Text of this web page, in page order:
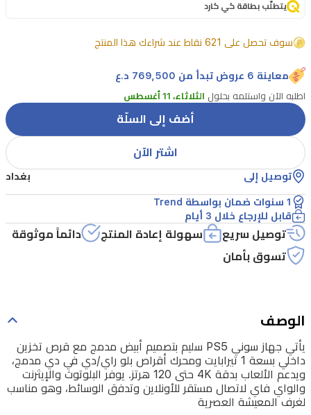
مع
تخزين
داخلي
بسعة
1
تيرابايت
ومحرك
أقراص
راي/
دي
في
ويدعم
الألعاب
بدقة
4K
حتى
120
يتطلّب بطاقة كي كارد
سوف تحصل على 621 نقاط عند شراءك هذا المنتج
معاينة 6 عروض تبدأ من 769,500 د.ع
اطلبه الآن واستلمه بحلول الثلاثاء، 11 أغسطس
أضف إلى السلّة
اشتر الآن
توصيل إلى بغداد
1 سنوات ضمان بواسطة Trend
قابل للإرجاع خلال 3 أيام
توصيل سريع سهولة إعادة المنتج
دائماً موثوقة
تسوق بأمان
الوصف
يأتي جهاز سوني PS5 سليم بتصميم أبيض مدمج مع قرص تخزين
داخلي بسعة 1 تيرابايت ومحرك أقراص بلو راي/دي في دي مدمج،
ويدعم الألعاب بدقة 4K حتى 120 هرتز. يوفر البلوتوث والإيثرنت
والواي فاي لاتصال مستقر للأونلاين وتدفق الوسائط، وهو مناسب
لغرف المعيشة العصرية